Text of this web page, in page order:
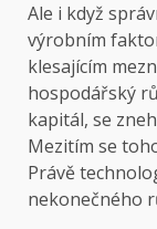
Ale i když
výrobním
klesajícím
hospodářský
kapitál, se
Mezitím se
Právě
nekonečného